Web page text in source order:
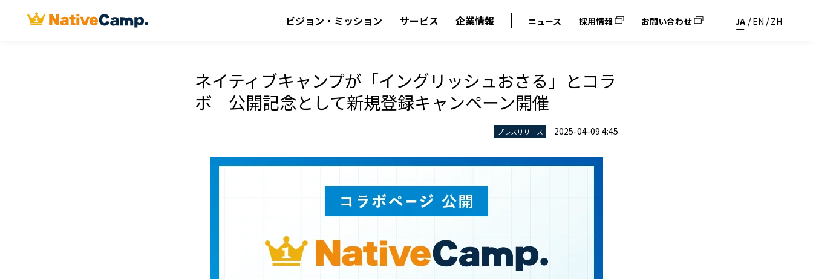
ビジョン・ミッション サービス 企業情報 ニュース 採用情報 お問い合わせ JA EN ZH
ネイティブキャンプが「イングリッシュおさる」とコラ
ボ 公開記念として新規登録キャンペーン開催
プレスリリース 2025-04-09 4:45